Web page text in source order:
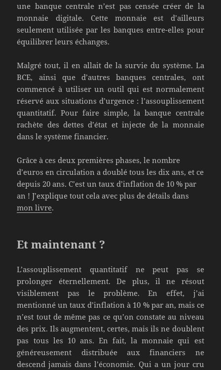
une banque centrale n’est pas censée créer de la
monnaie digitale. Cette monnaie est d’ailleurs
seulement utilisée par les banques entre-elles pour
équilibrer leurs échanges.
Malgré tout, il en allait de la survie du système. La
BCE, ainsi que d’autres banques centrales, ont
commencé à utiliser un outil qui est normalement
réservé aux situations d’urgence : l’assouplissement
quantitatif. Pour faire simple, la banque centrale
rachète des dettes d’état et injecte de la monnaie
dans le système financier.
Grâce à ces deux premières phases, le nombre
d’euros en circulation a doublé tous les dix ans, et ce
depuis 20 ans. C’est un taux d’inflation de 10 % par
an ! J’explique tout cela avec plus de détails dans
mon livre.
Et maintenant ?
L’assouplissement quantitatif ne peut pas se
prolonger éternellement. De plus, il ne résout
visiblement pas le problème. En effet, j’ai
mentionné un taux d’inflation à 10 % par an, mais ce
n’est tout de même pas ce qu’on constate au niveau
des prix. Ils augmentent, certes, mais ils ne doublent
pas tous les 10 ans. En fait, la monnaie qui est
généreusement distribuée aux financiers ne
descend jamais dans l’économie. Qui a un jour cru